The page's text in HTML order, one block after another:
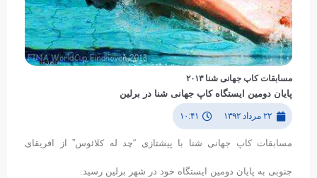
مسابقات کاپ جهانی شنا ٢۰١٣
پایان دومین ایستگاه کاپ جهانی شنا در برلین
۲۲ مرداد ۱۳۹۲ ۱۰:۴۱
مسابقات کاپ جهانی شنا با پیشتازی “چد له کلائوس” از افریقای
جنوبی به پایان دومین ایستگاه خود در شهر برلین رسید.